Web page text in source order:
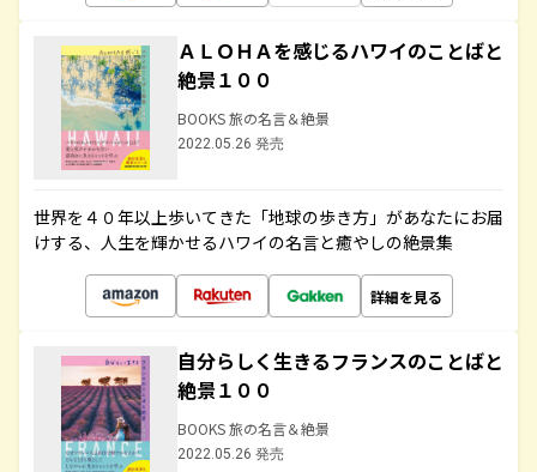
ＡＬＯＨＡを感じるハワイのことばと
絶景１００
BOOKS 旅の名言＆絶景
2022.05.26 発売
世界を４０年以上歩いてきた「地球の歩き方」があなたにお届
けする、人生を輝かせるハワイの名言と癒やしの絶景集
詳細を見る
自分らしく生きるフランスのことばと
絶景１００
BOOKS 旅の名言＆絶景
2022.05.26 発売